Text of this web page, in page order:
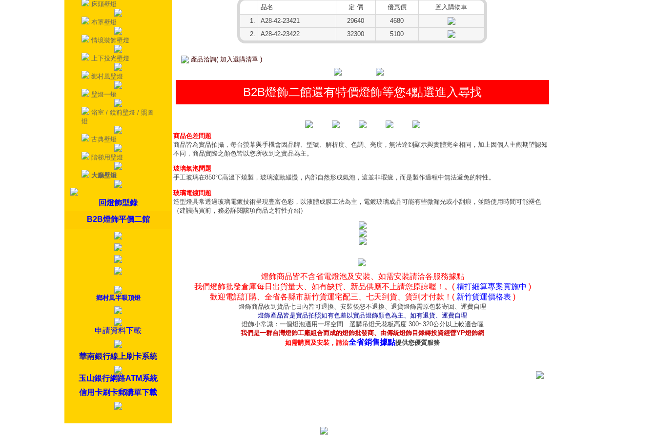
床頭壁燈
布罩壁燈
情境裝飾壁燈
上下投光壁燈
鄉村風壁燈
壁燈一燈
浴室 / 鏡前壁燈 / 照圖
燈
古典壁燈
階梯用壁燈
大廳壁燈
回燈飾型錄
B2B燈飾平價二館
鄉村風半吸頂燈
申請資料下載
華南銀行線上刷卡系統
玉山銀行網路ATM系統
信用卡刷卡郵購單下載
品名
定 價 優惠價
置入購物車
1.
A28-42-23421 29640
4680
2.
A28-42-23422 32300 5100
產品洽詢( 加入選購清單 )
B2B燈飾二館還有特價燈飾等您4點選進入尋找
商品色差問題
商品皆為實品拍攝，每台螢幕與手機會因品牌、型號、解析度、色調、亮度，無法達到顯示與實體完全相同，加上因個人主觀期望認知
不同，商品實際之顏色皆以您所收到之實品為主。
玻璃氣泡問題
手工玻璃在850°C高溫下燒製，玻璃流動緩慢，內部自然形成氣泡，這並非瑕疵，而是製作過程中無法避免的特性。
玻璃電鍍問題
造型燈具常透過玻璃電鍍技術呈現豐富色彩，以液體成膜工法為主，電鍍玻璃成品可能有些微漏光或小刮痕，並隨使用時間可能褪色
（建議購買前，務必詳閱該項商品之特性介紹）
燈飾商品皆不含省電燈泡及安裝、如需安裝請洽各服務據點
我們燈飾批發倉庫每日出貨量大、如有缺貨、新品供應不上請您原諒喔！。( 精打細算專案實施中 )
歡迎電話訂購、全省各縣市新竹貨運宅配三、七天到貨、貨到才付款！( 新竹貨運價格表 )
燈飾商品收到貨品七日內皆可退換、安裝後恕不退換、退貨燈飾需原包裝寄回、運費自理
燈飾產品皆是實品拍照如有色差以實品燈飾顏色為主、如有退貨、運費自理
燈飾小常識：一個燈泡適用一坪空間 選購吊燈天花板高度 300~320公分以上較適合喔
我們是一群台灣燈飾工廠組合而成的燈飾批發商、由傳統燈飾目錄轉投資經營YP燈飾網
如需購買及安裝，請洽全省銷售據點提供您優質服務